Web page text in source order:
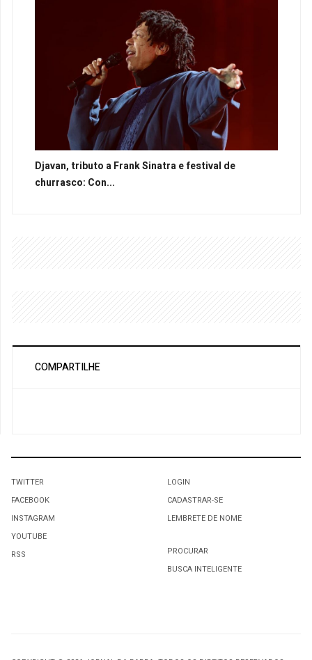
Djavan, tributo a Frank Sinatra e festival de
churrasco: Con...
COMPARTILHE
TWITTER
FACEBOOK
INSTAGRAM
YOUTUBE
RSS
LOGIN
CADASTRAR-SE
LEMBRETE DE NOME
PROCURAR
BUSCA INTELIGENTE